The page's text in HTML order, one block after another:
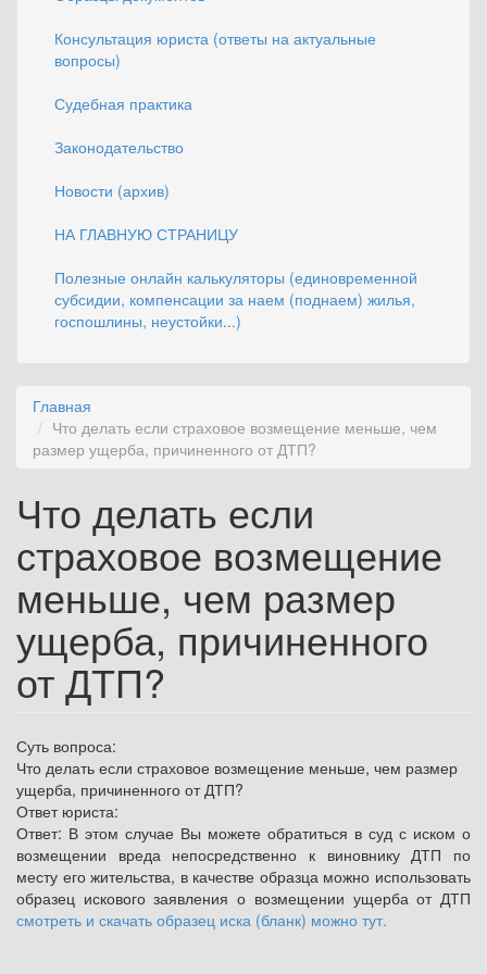
Консультация юриста (ответы на актуальные
вопросы)
Судебная практика
Законодательство
Новости (архив)
НА ГЛАВНУЮ СТРАНИЦУ
Полезные онлайн калькуляторы (единовременной
субсидии, компенсации за наем (поднаем) жилья,
госпошлины, неустойки...)
Главная
Что делать если страховое возмещение меньше, чем
размер ущерба, причиненного от ДТП?
Что делать если
страховое возмещение
меньше, чем размер
ущерба, причиненного
от ДТП?
Суть вопроса:
Что делать если страховое возмещение меньше, чем размер
ущерба, причиненного от ДТП?
Ответ юриста:
Ответ: В этом случае Вы можете обратиться в суд с иском о
возмещении вреда непосредственно к виновнику ДТП по
месту его жительства, в качестве образца можно использовать
образец искового заявления о возмещении ущерба от ДТП
смотреть и скачать образец иска (бланк) можно тут.